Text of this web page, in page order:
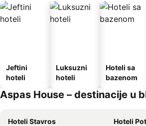
Jeftini
hoteli
Luksuzni
hoteli
Hoteli sa
bazenom
Aspas House – destinacije u
Hoteli Stavros
Hoteli